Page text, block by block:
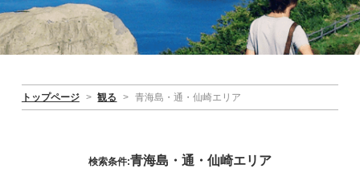
トップページ > 観る > 青海島・通・仙崎エリア
検索条件:青海島・通・仙崎エリア